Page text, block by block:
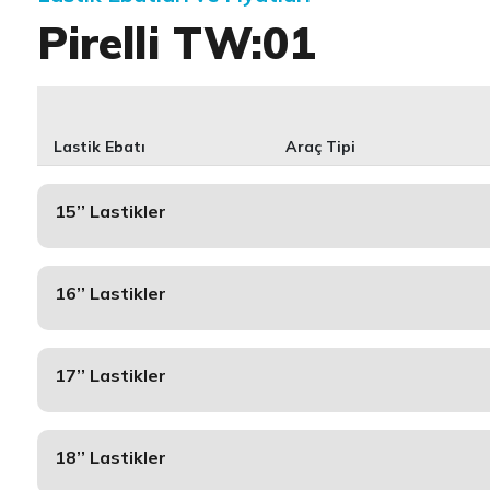
Pirelli TW:01
Lastik Ebatı Araç Tipi
15’’ Lastikler
16’’ Lastikler
17’’ Lastikler
18’’ Lastikler